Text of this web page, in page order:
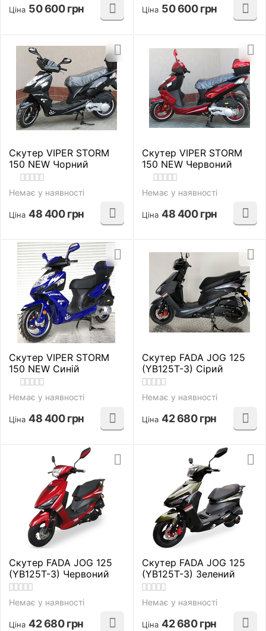
Ціна 50 600 грн Ціна 50 600 грн
Скутер VIPER STORM
150 NEW Чорний
Немає у наявності
Ціна 48 400 грн
Скутер VIPER STORM
150 NEW Червоний
Немає у наявності
Ціна 48 400 грн
Скутер VIPER STORM
150 NEW Синій
Немає у наявності
Ціна 48 400 грн
Скутер FADA JOG 125
(YB125T-3) Сірий
Немає у наявності
Ціна 42 680 грн
Скутер FADA JOG 125
(YB125T-3) Червоний
Немає у наявності
Ціна 42 680 грн
Скутер FADA JOG 125
(YB125T-3) Зелений
Немає у наявності
Ціна 42 680 грн